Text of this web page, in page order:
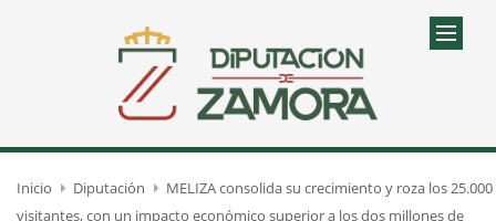
Inicio Diputación
MELIZA consolida su crecimiento y roza los 25.000
visitantes, con un impacto económico superior a los dos millones de